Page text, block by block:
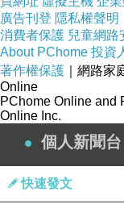
能無法有效排
響設備壽命，
熱結構，例如
常見的客製化
境下維持穩定運
在PCB設計實
之一，每增加
廣告刊登 隱私權聲明
消費者保護 兒童網路
About PChome 投資
著作權保護 ｜網路家
Online
PChome Online and
Online Inc.
個人新聞台
快速發文